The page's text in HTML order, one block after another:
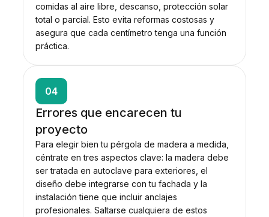
comidas al aire libre, descanso, protección solar
total o parcial. Esto evita reformas costosas y
asegura que cada centímetro tenga una función
práctica.
04
Errores que encarecen tu
proyecto
Para elegir bien tu pérgola de madera a medida,
céntrate en tres aspectos clave: la madera debe
ser tratada en autoclave para exteriores, el
diseño debe integrarse con tu fachada y la
instalación tiene que incluir anclajes
profesionales. Saltarse cualquiera de estos